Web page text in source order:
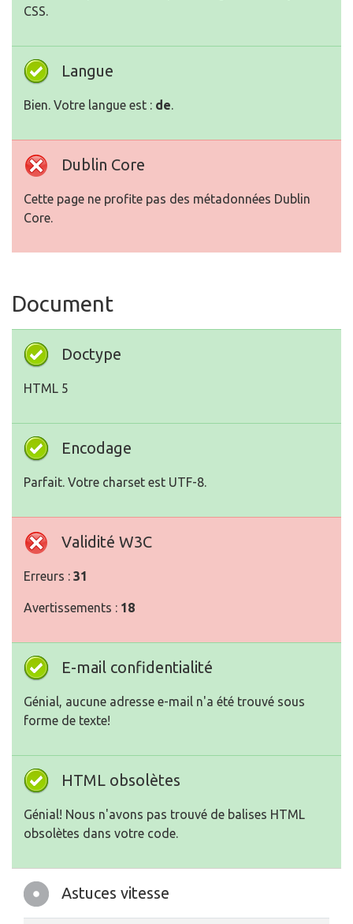
CSS.
Langue
Bien. Votre langue est : de.
Dublin Core
Cette page ne profite pas des métadonnées Dublin
Core.
Document
Doctype
HTML 5
Encodage
Parfait. Votre charset est UTF-8.
Validité W3C
Erreurs : 31
Avertissements : 18
E-mail confidentialité
Génial, aucune adresse e-mail n'a été trouvé sous
forme de texte!
HTML obsolètes
Génial! Nous n'avons pas trouvé de balises HTML
obsolètes dans votre code.
Astuces vitesse